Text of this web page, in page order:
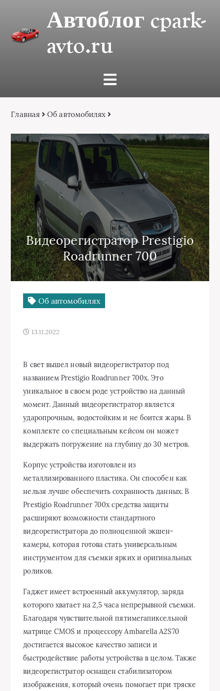
Автоблог cpark-
avto.ru
Главная Об автомобилях
Видеорегистратор Prestigio
Roadrunner 700
Об автомобилях
13.11.2022
В свет вышел новый видеорегистратор под
названием Prestigio Roadrunner 700x. Это
уникальное в своем роде устройство на данный
момент. Данный видеорегистратор является
ударопрочным, водостойким и не боится жары. В
комплекте со специальным кейсом он может
выдержать погружение на глубину до 30 метров.
Корпус устройства изготовлен из
металлизированного пластика. Он способен как
нельзя лучше обеспечить сохранность данных. В
Prestigio Roadrunner 700x средства защиты
расширяют возможности стандартного
видеорегистратора до полноценной экшен-
камеры, которая готова стать универсальным
инструментом для съемки ярких и оригинальных
роликов.
Гаджет имеет встроенный аккумулятор, заряда
которого хватает на 2,5 часа непрерывной съемки.
Благодаря чувствительной пятимегапиксельной
матрице CMOS и процессору Ambarella A2S70
достигается высокое качество записи и
быстродействие работы устройства в целом. Также
видеорегистратор оснащен стабилизатором
изображения, который очень помогает при тряске